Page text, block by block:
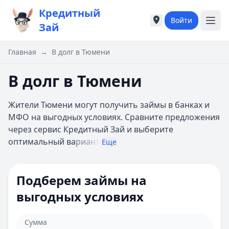
Кредитный
Зай
Города России
А
Астрахань
Б
Барнаул
Города России
А
Астрахань
Б
Барнаул
Войти
Главная → В долг в Тюмени
В долг в Тюмени
Жители Тюмени могут получить займы в банках и
МФО на выгодных условиях. Сравните предложения
через сервис Кредитный Зай и выберите
оптимальный вариант Еще
Подберем займы на
выгодных условиях
Сумма